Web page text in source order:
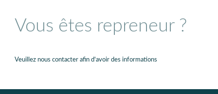
Vous êtes repreneur ?
Veuillez nous contacter afin d'avoir des informations